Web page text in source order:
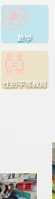
數學
性別平等教育